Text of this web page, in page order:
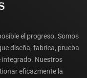
el progreso. Somos
diseña, fabrica, prueba
integrado. Nuestros
eficazmente la